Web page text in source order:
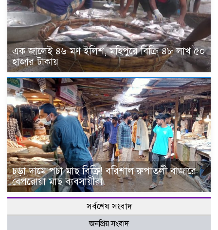
এক জালেই ৪৬ মণ ইলিশ, মহিপুরে বিক্রি ৪৮ লাখ ৫০
হাজার টাকায়
চড়া দামে পচা মাছ বিক্রি! বরিশাল রুপাতলী বাজারে
বেপরোয়া মাছ ব্যবসায়ীরা
সর্বশেষ সংবাদ
জনপ্রিয় সংবাদ